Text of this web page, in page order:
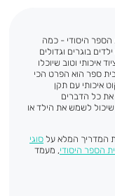
-
מה
לבחור
מבין
הספר היסודי - כמה
בוגרים וגדולים
איכותי וטוב שיוכלו
ספר הוא הפרט הכי
איכותי עם תקן
את כל הדברים
שיכול לשמש את הילד או
המדריך המלא על סוגי
הספר היסודי, מעמד